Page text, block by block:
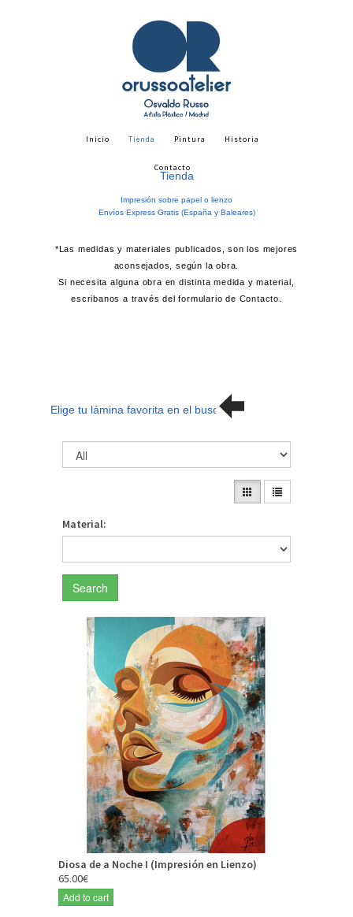
Inicio Tienda Pintura Historia
Contacto
Impresión sobre papel o lienzo
Envíos Express Gratis (España y Baleares)
Material:
Search
Diosa de a Noche I (Impresión en Lienzo)
65.00€
Add to cart
*Las medidas y materiales publicados, son los mejores
aconsejados, según la obra.
Si necesita alguna obra en distinta medida y material,
escribanos a través del formulario de Contacto.
Elige tu lámina favorita en el buscador
Tienda